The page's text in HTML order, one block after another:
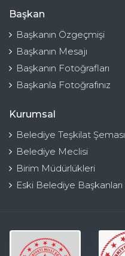
Başkan
Başkanın Özgeçmişi
Başkanın Mesajı
Başkanın Fotoğrafları
Başkanla Fotoğrafınız
Kurumsal
Belediye Teşkilat Şeması
Belediye Meclisi
Birim Müdürlükleri
Eski Belediye Başkanları